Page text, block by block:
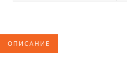
ОПИСАНИЕ